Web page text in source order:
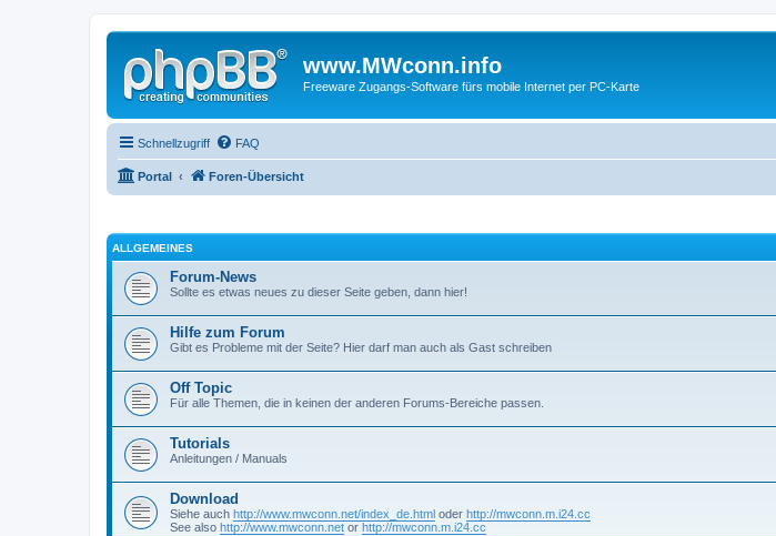
www.MWconn.info
Freeware Zugangs-Software fürs mobile Internet per PC-Karte
Schnellzugriff FAQ
Portal Foren-Übersicht
ALLGEMEINES
Forum-News
Sollte es etwas neues zu dieser Seite geben, dann hier!
Hilfe zum Forum
Gibt es Probleme mit der Seite? Hier darf man auch als Gast schreiben
Off Topic
Für alle Themen, die in keinen der anderen Forums-Bereiche passen.
Tutorials
Anleitungen / Manuals
Download
Siehe auch http://www.mwconn.net/index_de.html oder http://mwconn.m.i24.cc
See also http://www.mwconn.net or http://mwconn.m.i24.cc